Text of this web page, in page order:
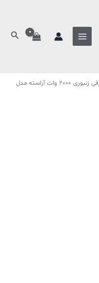
/ بخاری برقی زنبوری 2000 وات آراسته مدل